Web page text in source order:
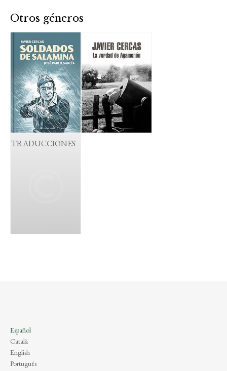
Otros géneros
TRADUCCIONES
Español
Català
English
Português